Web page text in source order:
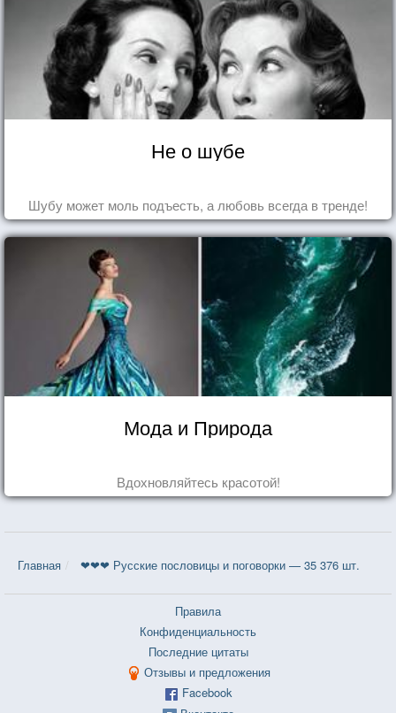
Не о шубе
Шубу может моль подъесть, а любовь всегда в тренде!
Мода и Природа
Вдохновляйтесь красотой!
Главная ❤❤❤ Русские пословицы и поговорки — 35 376 шт.
Правила
Конфиденциальность
Последние цитаты
Отзывы и предложения
Facebook